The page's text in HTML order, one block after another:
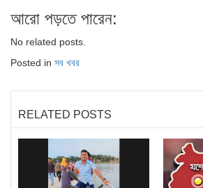
আরো পড়তে পারেন:
No related posts.
Posted in সব খবর
RELATED POSTS